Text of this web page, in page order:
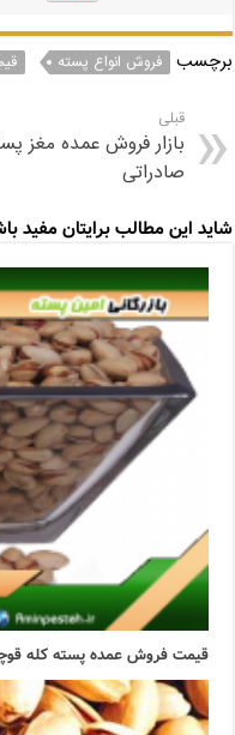
برچسب فروش انواع پسته
قبلی
بازار فروش عمده مغز
صادراتی
شاید این مطالب برایتان مفید
قیمت فروش عمده پسته کله